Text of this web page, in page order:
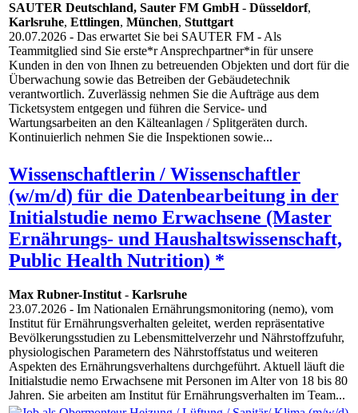
SAUTER Deutschland, Sauter FM GmbH- Düsseldorf,
Karlsruhe, Ettlingen, München, Stuttgart
20.07.2026 - Das erwartet Sie bei SAUTER FM - Als
Teammitglied sind Sie erste*r Ansprechpartner*in für unsere
Kunden in den von Ihnen zu betreuenden Objekten und dort für die
Überwachung sowie das Betreiben der Gebäudetechnik
verantwortlich. Zuverlässig nehmen Sie die Aufträge aus dem
Ticketsystem entgegen und führen die Service- und
Wartungsarbeiten an den Kälteanlagen / Splitgeräten durch.
Kontinuierlich nehmen Sie die Inspektionen sowie...
Wissenschaftlerin / Wissenschaftler
(w/m/d) für die Datenbearbeitung in der
Initialstudie nemo Erwachsene (Master
Ernährungs- und Haushaltswissenschaft,
Public Health Nutrition) *
Max Rubner-Institut - Karlsruhe
23.07.2026 - Im Nationalen Ernährungsmonitoring (nemo), vom
Institut für Ernährungsverhalten geleitet, werden repräsentative
Bevölkerungsstudien zu Lebensmittelverzehr und Nährstoffzufuhr,
physiologischen Parametern des Nährstoffstatus und weiteren
Aspekten des Ernährungsverhaltens durchgeführt. Aktuell läuft die
Initialstudie nemo Erwachsene mit Personen im Alter von 18 bis 80
Jahren. Sie arbeiten am Institut für Ernährungsverhalten im Team...